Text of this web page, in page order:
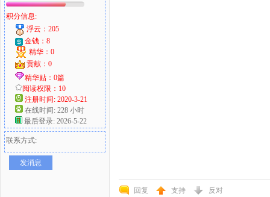
积分信息:
浮云：205
金钱：8
精华：0
贡献：0
精华贴：0篇
阅读权限：10
注册时间: 2020-3-21
在线时间: 228 小时
最后登录: 2026-5-22
联系方式:
发消息
回复 支持 反对